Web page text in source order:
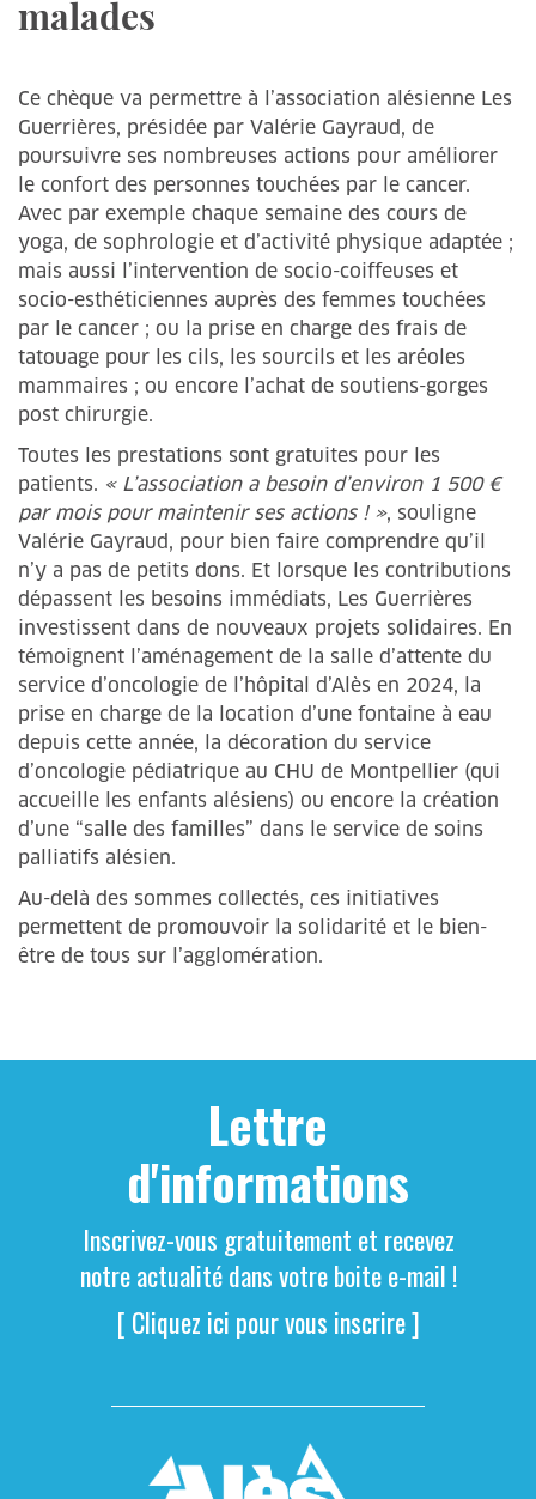
malades
Ce chèque va permettre à l’association alésienne Les
Guerrières, présidée par Valérie Gayraud, de
poursuivre ses nombreuses actions pour améliorer
le confort des personnes touchées par le cancer.
Avec par exemple chaque semaine des cours de
yoga, de sophrologie et d’activité physique adaptée ;
mais aussi l’intervention de socio-coiffeuses et
socio-esthéticiennes auprès des femmes touchées
par le cancer ; ou la prise en charge des frais de
tatouage pour les cils, les sourcils et les aréoles
mammaires ; ou encore l’achat de soutiens-gorges
post chirurgie.
Toutes les prestations sont gratuites pour les
patients. « L’association a besoin d’environ 1 500 €
par mois pour maintenir ses actions ! », souligne
Valérie Gayraud, pour bien faire comprendre qu’il
n’y a pas de petits dons. Et lorsque les contributions
dépassent les besoins immédiats, Les Guerrières
investissent dans de nouveaux projets solidaires. En
témoignent l’aménagement de la salle d’attente du
service d’oncologie de l’hôpital d’Alès en 2024, la
prise en charge de la location d’une fontaine à eau
depuis cette année, la décoration du service
d’oncologie pédiatrique au CHU de Montpellier (qui
accueille les enfants alésiens) ou encore la création
d’une “salle des familles” dans le service de soins
palliatifs alésien.
Au-delà des sommes collectés, ces initiatives
permettent de promouvoir la solidarité et le bien-
être de tous sur l’agglomération.
Lettre
d'informations
Inscrivez-vous gratuitement et recevez
notre actualité dans votre boite e-mail !
[ Cliquez ici pour vous inscrire ]